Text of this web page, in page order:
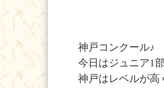
神戸コンクール♪
今日はジュニア1
神戸はレベルが高